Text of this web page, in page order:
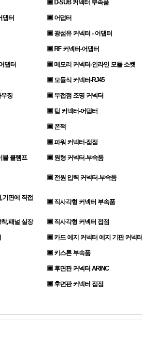
▣ D-SUB 커넥터 부속품
댑터 ▣ 어댑터
▣ 광섬유 커넥터 - 어댑터
▣ RF 커넥터-어댑터
댑터 ▣ 메모리 커넥터-인라인 모듈 소켓
▣ 모듈식 커넥터-RJ45
징 ▣ 무접점 조명 커넥터
▣ 팁 커넥터-어댑터
▣ 폰잭
▣ 파워 커넥터-접점
블 클램프 ▣ 원형 커넥터-부속품
▣ 전원 입력 커넥터-부속품
판에 직접
▣ 직사각형 커넥터 부속품
,패널 실장 ▣ 직사각형 커넥터 접점
▣ 카드 에지 커넥터 에지 기판 커넥터
▣ 키스톤 부속품
▣ 후면판 커넥터 ARINC
▣ 후면판 커넥터 접점